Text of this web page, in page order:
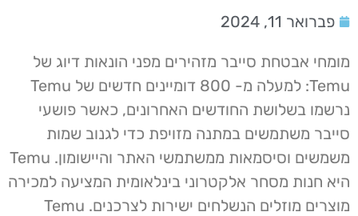
פברואר 11, 2024
מומחי אבטחת סייבר מזהירים מפני הונאות דיוג של
Temu: למעלה מ- 800 דומיינים חדשים של Temu
נרשמו בשלושת החודשים האחרונים, כאשר פושעי
סייבר משתמשים במתנה מזויפת כדי לגנוב שמות
משמשים וסיסמאות ממשתמשי האתר והיישומון. Temu
היא חנות מסחר אלקטרוני בינלאומית המציעה למכירה
מוצרים מוזלים הנשלחים ישירות לצרכנים. Temu